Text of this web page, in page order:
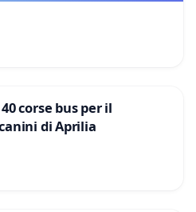
corse bus per il
di Aprilia